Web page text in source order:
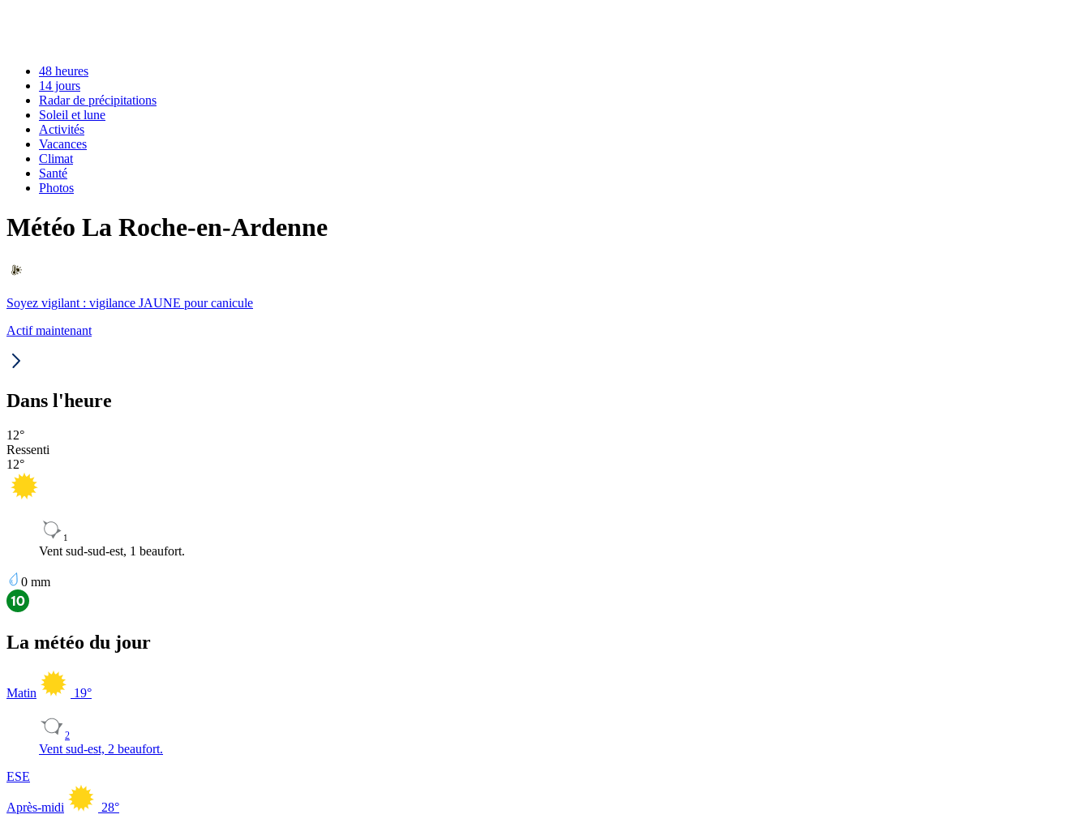
48 heures
14 jours
Radar de précipitations
Soleil et lune
Activités
Vacances
Climat
Santé
Photos
Météo La Roche-en-Ardenne
Soyez vigilant : vigilance JAUNE pour canicule
Actif maintenant
Dans l'heure
12°
Ressenti
12°
1
Vent sud-sud-est, 1 beaufort.
0 mm
La météo du jour
Matin 19°
2
Vent sud-est, 2 beaufort.
ESE
Après-midi 28°